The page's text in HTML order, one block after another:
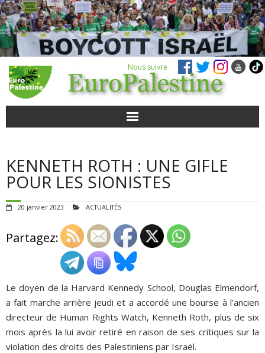
Nous suivre
POUR AGIR
QUI SOMMES-NOUS ?
ADHÉSIONS, DONS, CONTACT
KENNETH ROTH : UNE GIFLE
POUR LES SIONISTES
20 janvier 2023 ACTUALITÉS
Partagez:
Le doyen de la Harvard Kennedy School, Douglas Elmendorf,
a fait marche arrière jeudi et a accordé une bourse à l’ancien
directeur de Human Rights Watch, Kenneth Roth, plus de six
mois après la lui avoir retiré en raison de ses critiques sur la
violation des droits des Palestiniens par Israël.